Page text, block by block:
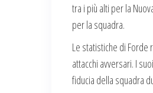
tra i più alti per la
per la squadra.
Le statistiche di Forde
attacchi avversari. I
fiducia della squadra